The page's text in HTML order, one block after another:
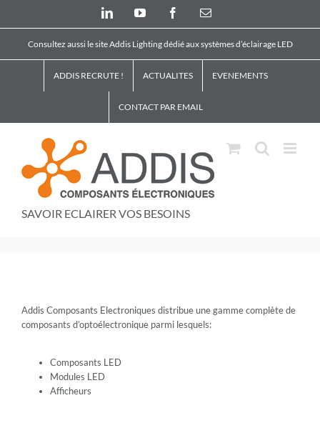
LinkedInYouTube FacebookEmail
Consultez aussi le site Addis Lighting dédié aux systèmes d’éclairage LED
ADDIS RECRUTE ! ACTUALITES EVENEMENTS
CONTACT PAR EMAIL
SAVOIR ECLAIRER VOS BESOINS
Addis Composants Electroniques distribue une gamme complète de
composants d’optoélectronique parmi lesquels:
Composants LED
Modules LED
Afficheurs